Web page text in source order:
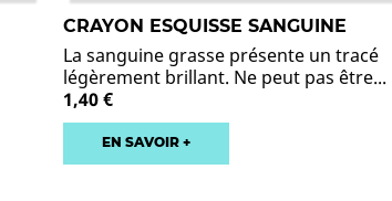
CRAYON ESQUISSE SANGUINE
La sanguine grasse présente un tracé
légèrement brillant. Ne peut pas être...
1,40 €
EN SAVOIR +